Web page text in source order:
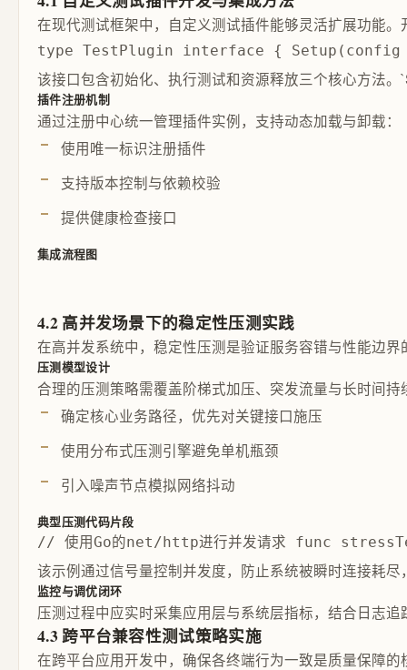
在现代测试框架中，自定义测试插件能够灵活扩展功能
type TestPlugin interface {
该接口包含初始化、执行测试和资源释放三个核心方法
插件注册机制
通过注册中心统一管理插件实例，支持动态加载与卸载：
使用唯一标识注册插件
支持版本控制与依赖校验
提供健康检查接口
集成流程图
4.2 高并发场景下的稳定性压测实践
在高并发系统中，稳定性压测是验证服务容错与性能边
压测模型设计
合理的压测策略需覆盖阶梯式加压、突发流量与长时间
确定核心业务路径，优先对关键接口施压
使用分布式压测引擎避免单机瓶颈
引入噪声节点模拟网络抖动
典型压测代码片段
// 使用Go的net/http进行并发请求 func
该示例通过信号量控制并发度，防止系统被瞬时连接耗
监控与调优闭环
压测过程中应实时采集应用层与系统层指标，结合日志
4.3 跨平台兼容性测试策略实施
在跨平台应用开发中，确保各终端行为一致是质量保障